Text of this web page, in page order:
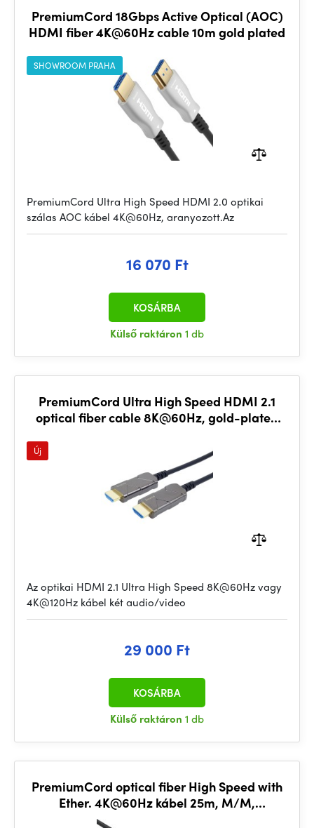
PremiumCord 18Gbps Active Optical (AOC)
HDMI fiber 4K@60Hz cable 10m gold plated
SHOWROOM PRAHA
PremiumCord Ultra High Speed HDMI 2.0 optikai
szálas AOC kábel 4K@60Hz, aranyozott.Az
16 070 Ft
Külső raktáron 1 db
KOSÁRBA
PremiumCord Ultra High Speed ​​HDMI 2.1
optical fiber cable 8K@60Hz, gold-plated
Új
Az optikai HDMI 2.1 Ultra High Speed 8K@60Hz vagy
4K@120Hz kábel két audio/video
29 000 Ft
Külső raktáron 1 db
KOSÁRBA
PremiumCord optical fiber High Speed with
Ether. 4K@60Hz kábel 25m, M/M,
aranyozott csatlakozokkal